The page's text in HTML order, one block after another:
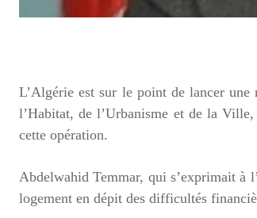
L’Algérie est sur le point de lancer
l’Habitat, de l’Urbanisme et de la
cette opération.
Abdelwahid Temmar, qui s’exprimait à
logement en dépit des difficultés